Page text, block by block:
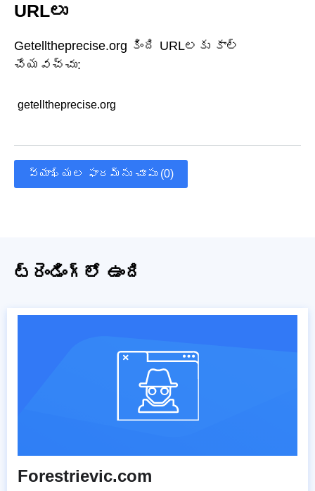
URLలు
Getelltheprecise.org కింది URLలకు కాల్
చేయవచ్చు:
getelltheprecise.org
వ్యాఖ్యల ఫారమ్‌ను చూపు (0)
ట్రెండింగ్‌లో ఉంది
Forestrievic.com